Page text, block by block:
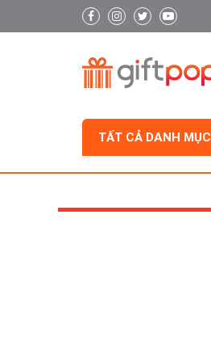
TẤT CẢ DANH MỤC